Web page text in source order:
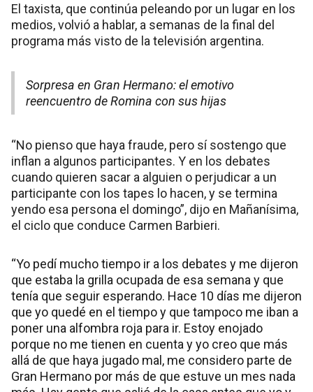
El taxista, que continúa peleando por un lugar en los
medios, volvió a hablar, a semanas de la final del
programa más visto de la televisión argentina.
Sorpresa en Gran Hermano: el emotivo
reencuentro de Romina con sus hijas
“No pienso que haya fraude, pero sí sostengo que
inflan a algunos participantes. Y en los debates
cuando quieren sacar a alguien o perjudicar a un
participante con los tapes lo hacen, y se termina
yendo esa persona el domingo”, dijo en Mañanísima,
el ciclo que conduce Carmen Barbieri.
“Yo pedí mucho tiempo ir a los debates y me dijeron
que estaba la grilla ocupada de esa semana y que
tenía que seguir esperando. Hace 10 días me dijeron
que yo quedé en el tiempo y que tampoco me iban a
poner una alfombra roja para ir. Estoy enojado
porque no me tienen en cuenta y yo creo que más
allá de que haya jugado mal, me considero parte de
Gran Hermano por más de que estuve un mes nada